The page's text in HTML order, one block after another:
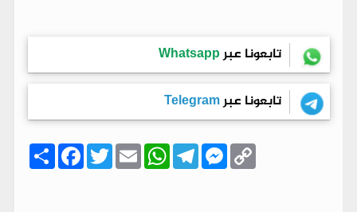
تابعونا عبرWhatsapp
تابعونا عبرTelegram
ا
ن
ش
F
a
c
T
wi
E
m
a
W
h
a
T
el
M
e
s
C
o
p